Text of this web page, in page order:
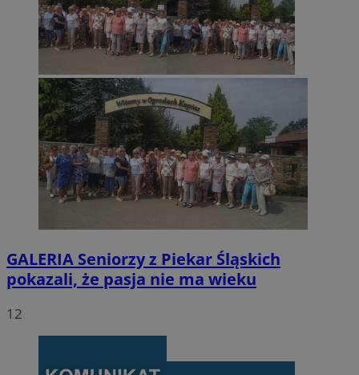
GALERIA Seniorzy z Piekar Śląskich
pokazali, że pasja nie ma wieku
12